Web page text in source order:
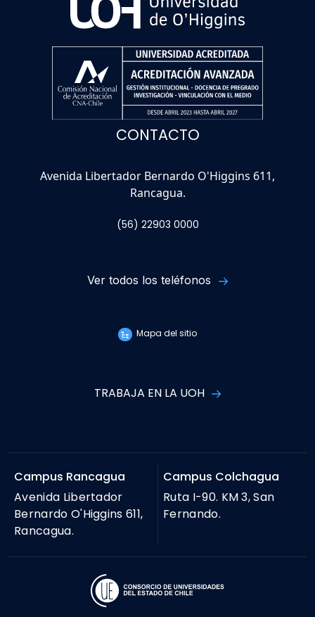
CONTACTO
Avenida Libertador Bernardo O'Higgins 611,
Rancagua.
(56) 22903 0000
Ver todos los teléfonos
Mapa del sitio
TRABAJA EN LA UOH
Campus Rancagua
Avenida Libertador
Bernardo O'Higgins 611,
Rancagua.
Campus Colchagua
Ruta I-90. KM 3, San
Fernando.